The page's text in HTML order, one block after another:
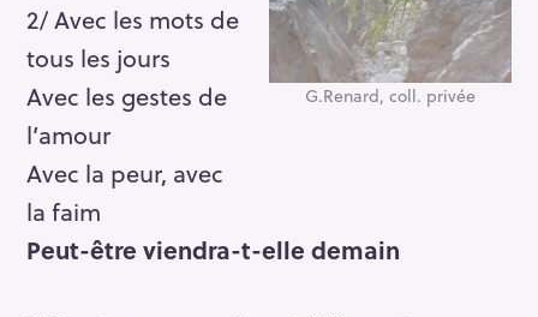
G.Renard, coll. privée
2/ Avec les mots de
tous les jours
Avec les gestes de
l’amour
Avec la peur, avec
la faim
Peut-être viendra-t-elle demain